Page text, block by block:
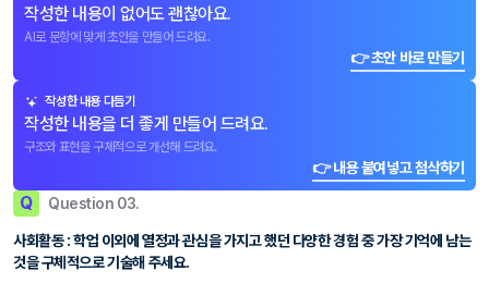
작성한 내용이 없어도 괜찮아요.
AI로 문항에 맞게 초안을 만들어 드려요.
👉 초안 바로 만들기
작성한 내용 다듬기
작성한 내용을 더 좋게 만들어 드려요.
구조와 표현을 구체적으로 개선해 드려요.
👉 내용 붙여넣고 첨삭하기
Q Question 03.
사회활동 : 학업 이외에 열정과 관심을 가지고 했던 다양한 경험 중 가장 기억에 남는
것을 구체적으로 기술해 주세요.